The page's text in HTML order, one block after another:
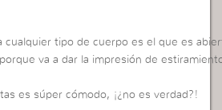
cualquier tipo de cuerpo es el que es
va a dar la impresión de
es súper cómodo, ¡¿no es verdad?!